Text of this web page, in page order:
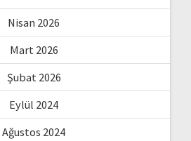
Nisan 2026
Mart 2026
Şubat 2026
Eylül 2024
Ağustos 2024